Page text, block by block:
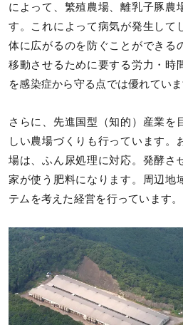
によって、繁殖農場、離乳子豚農
す。これによって病気が発生して
体に広がるのを防ぐことができる
移動させるために要する労力・時
を感染症から守る点では優れていま
さらに、先進国型（知的）産業を
しい農場づくりも行っています。
場は、ふん尿処理に対応。発酵さ
家が使う肥料になります。周辺地
テムを考えた経営を行っています。